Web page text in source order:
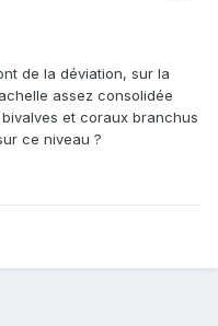
de la déviation, sur la
assez consolidée
et coraux branchus
ce niveau ?